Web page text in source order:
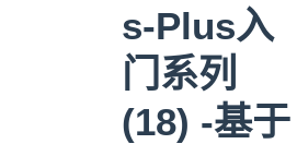
s-Plus入
门系列
(18) -基于